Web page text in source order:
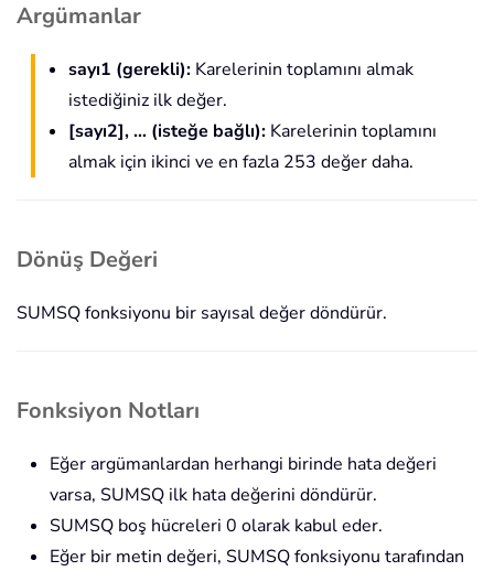
Argümanlar
sayı1 (gerekli): Karelerinin toplamını almak
istediğiniz ilk değer.
[sayı2], … (isteğe bağlı): Karelerinin toplamını
almak için ikinci ve en fazla 253 değer daha.
Dönüş Değeri
SUMSQ fonksiyonu bir sayısal değer döndürür.
Fonksiyon Notları
Eğer argümanlardan herhangi birinde hata değeri
varsa, SUMSQ ilk hata değerini döndürür.
SUMSQ boş hücreleri 0 olarak kabul eder.
Eğer bir metin değeri, SUMSQ fonksiyonu tarafından